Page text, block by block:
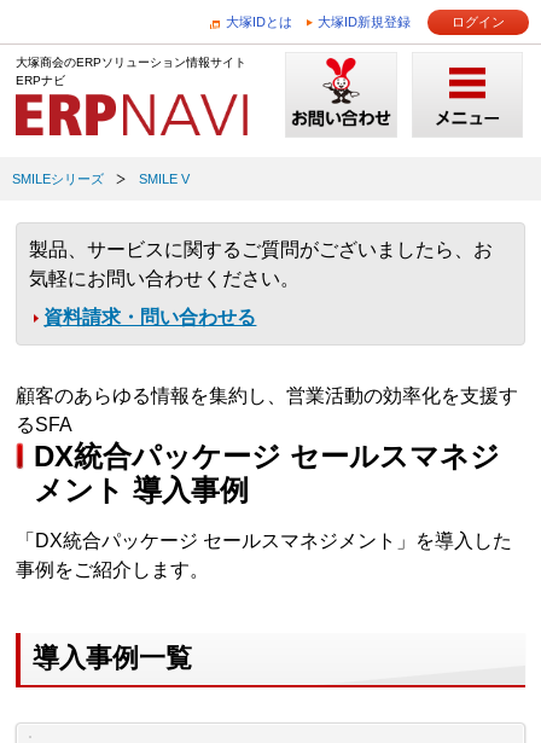
大塚IDとは 大塚ID新規登録 ログイン
大塚商会のERPソリューション情報サイト
ERPナビ
SMILEシリーズ SMILE V
製品、サービスに関するご質問がございましたら、お
気軽にお問い合わせください。
資料請求・問い合わせる
顧客のあらゆる情報を集約し、営業活動の効率化を支援す
るSFA
DX統合パッケージ セールスマネジ
メント 導入事例
「DX統合パッケージ セールスマネジメント」を導入した
事例をご紹介します。
導入事例一覧